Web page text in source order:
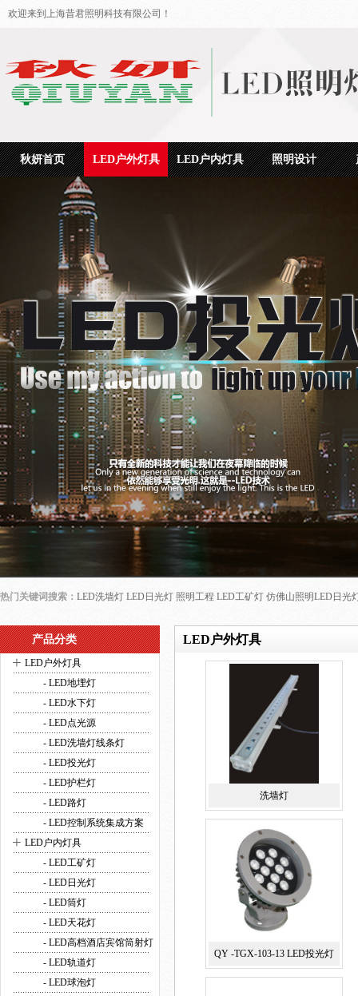
欢迎来到上海昔君照明科技有限公司！
秋妍首页 LED户外灯具 LED户内灯具 照明设计
热门关键词搜索： LED洗墙灯 LED日光灯 照明工程 LED工矿灯 仿佛山照明LED日光
产品分类
+ LED户外灯具
- LED地埋灯
- LED水下灯
- LED点光源
- LED洗墙灯线条灯
- LED投光灯
- LED护栏灯
- LED路灯
- LED控制系统集成方案
+ LED户内灯具
- LED工矿灯
- LED日光灯
- LED筒灯
- LED天花灯
- LED高档酒店宾馆筒射灯
- LED轨道灯
- LED球泡灯
LED户外灯具
洗墙灯
QY -TGX-103-13 LED投光灯